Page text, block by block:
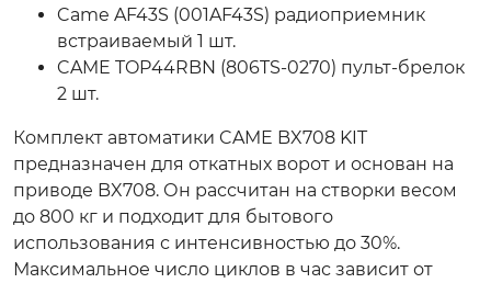
Came AF43S (001AF43S) радиоприемник
встраиваемый 1 шт.
CAME TOP44RBN (806TS-0270) пульт-брелок
2 шт.
Комплект автоматики CAME BX708 KIT
предназначен для откатных ворот и основан на
приводе BX708. Он рассчитан на створки весом
до 800 кг и подходит для бытового
использования с интенсивностью до 30%.
Максимальное число циклов в час зависит от